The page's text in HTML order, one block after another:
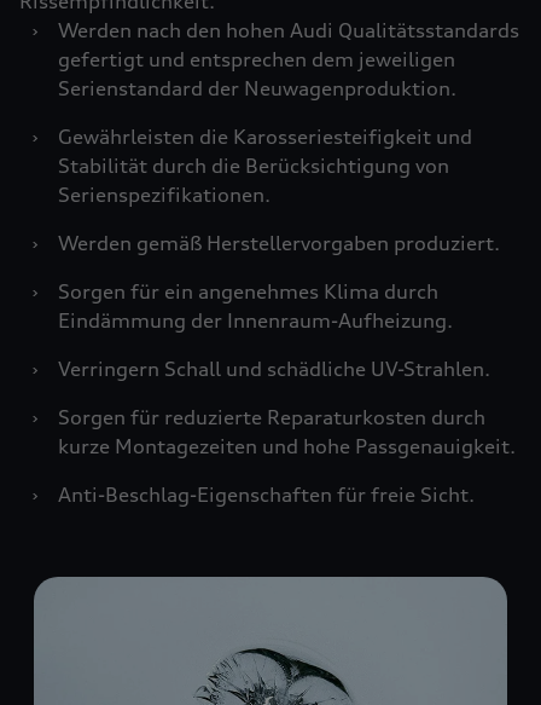
›
Werden nach den hohen Audi Qualitätsstandards
gefertigt und entsprechen dem jeweiligen
Serienstandard der Neuwagenproduktion.
›
Gewährleisten die Karosseriesteifigkeit und
Stabilität durch die Berücksichtigung von
Serienspezifikationen.
›
Werden gemäß Herstellervorgaben produziert.
›
Sorgen für ein angenehmes Klima durch
Eindämmung der Innenraum-Aufheizung.
›
Verringern Schall und schädliche UV-Strahlen.
›
Sorgen für reduzierte Reparaturkosten durch
kurze Montagezeiten und hohe Passgenauigkeit.
›
Anti-Beschlag-Eigenschaften für freie Sicht.